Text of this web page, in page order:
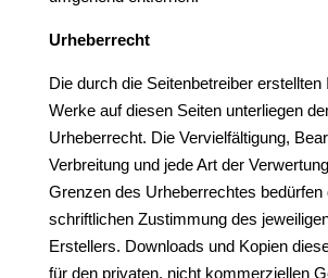
Urheberrecht
Die durch die Seitenbetreiber erstellten
Werke auf diesen Seiten unterliegen
Urheberrecht. Die Vervielfältigung,
Verbreitung und jede Art der
Grenzen des Urheberrechtes bedürfen
schriftlichen Zustimmung des
Erstellers. Downloads und Kopien
für den privaten, nicht kommerziellen